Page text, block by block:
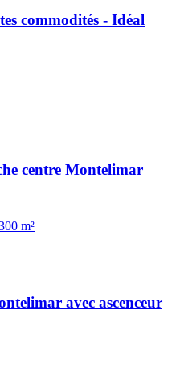
commodités - Idéal
centre Montelimar
m²
avec ascenceur